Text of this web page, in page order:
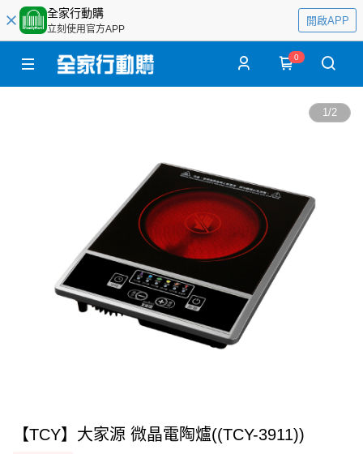
全家行動購
立刻使用官方APP
開啟APP
0
1/2
【TCY】大家源 微晶電陶爐((TCY-3911))